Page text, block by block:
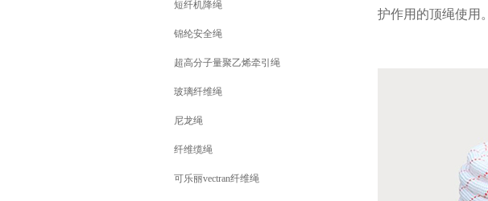
短纤机降绳
锦纶安全绳
超高分子量聚乙烯牵引绳
玻璃纤维绳
尼龙绳
纤维缆绳
可乐丽vectran纤维绳
护作用的顶绳使用。